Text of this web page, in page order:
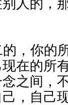
人的，
，你的
在的所
之间，
，自己